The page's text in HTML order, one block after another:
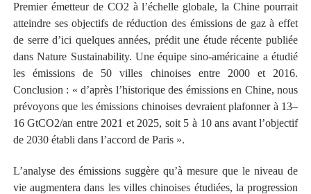
Premier émetteur de CO2 à l’échelle globale, la Chine pourrait
atteindre ses objectifs de réduction des émissions de gaz à effet
de serre d’ici quelques années, prédit une étude récente publiée
dans Nature Sustainability. Une équipe sino-américaine a étudié
les émissions de 50 villes chinoises entre 2000 et 2016.
Conclusion : « d’après l’historique des émissions en Chine, nous
prévoyons que les émissions chinoises devraient plafonner à 13–
16 GtCO2/an entre 2021 et 2025, soit 5 à 10 ans avant l’objectif
de 2030 établi dans l’accord de Paris ».
L’analyse des émissions suggère qu’à mesure que le niveau de
vie augmentera dans les villes chinoises étudiées, la progression